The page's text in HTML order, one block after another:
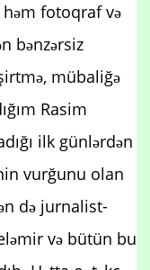
həm fotoqraf və
bənzərsiz
mübaliğə
Rasim
ilk günlərdən
vurğunu olan
də jurnalist-
və bütün bu